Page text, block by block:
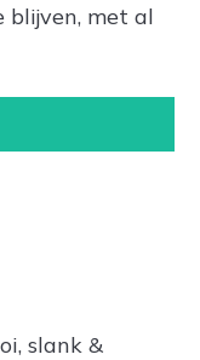
blijven, met al
slank &